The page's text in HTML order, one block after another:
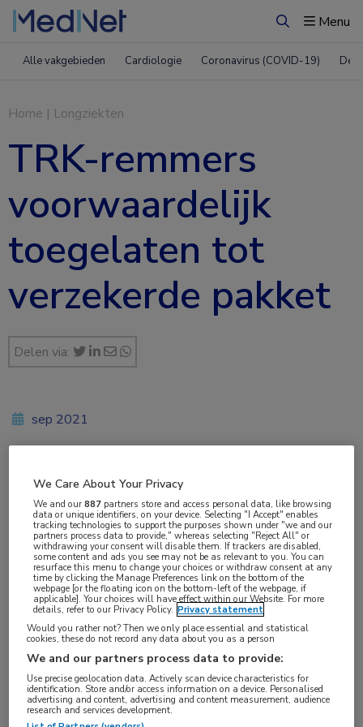
ZoekenMenu
Alle vakgebieden Cardiologie Coronavirus (COVID-19)
Home | Longziekten
TRK-remmers
voorwaardelijk
toegelaten tot
verzekerde pakket
Delen via:
Zowel larotrectinib als entrectinib is
voorwaardelijk toegelaten tot het basispakket
sep 2021
Vakgebieden:
Longziekten,Oncologie
Aandachtsgebieden:
Longoncologie
Tags:
entrectinib,larotrectinib,NSCLC,NTRK,TRK
We Care About Your Privacy
We and our887 partners store and access personal data, like browsing
data or unique identifiers, on your device. Selecting "I Accept" enables
tracking technologies to support the purposes shown under "we and our
partners process data to provide," whereas selecting "Reject All" or
withdrawing your consent will disable them. If trackers are disabled,
some content and ads you see may not be as relevant to you. You can
resurface this menu to change your choices or withdraw consent at any
time by clicking the Manage Preferences link on the bottom of the
webpage [or the floating icon on the bottom-left of the webpage, if
applicable]. Your choices will have effect within our Website. For more
details, refer to our Privacy Policy. Privacy statement
Would you rather not? Then we only place essential and statistical
cookies, these do not record any data about you as a person
We and our partners process data to provide:
Use precise geolocation data. Actively scan device characteristics for
identification. Store and/or access information on a device. Personalised
advertising and content, advertising and content measurement, audience
research and services development.